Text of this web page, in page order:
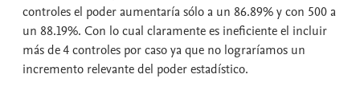
controles el poder aumentaría sólo a un 86.89% y con 500 a
un 88.19%. Con lo cual claramente es ineficiente el incluir
más de 4 controles por caso ya que no lograríamos un
incremento relevante del poder estadístico.